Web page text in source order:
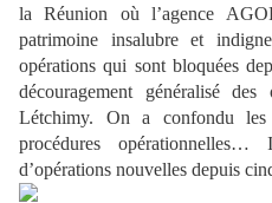
la Réunion où l’agence
patrimoine insalubre et
opérations qui sont bloquées
découragement généralisé
Létchimy. On a confondu les
procédures
d’opérations nouvelles depuis